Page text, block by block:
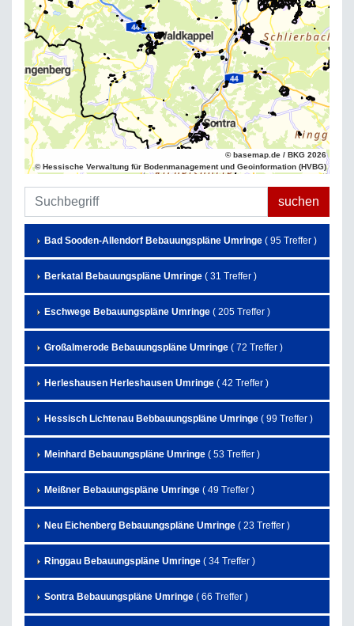
© basemap.de / BKG 2026
© Hessische Verwaltung für Bodenmanagement und Geoinformation (HVBG)
Bad Sooden-Allendorf Bebauungspläne Umringe ( 95 Treffer )
Berkatal Bebauungspläne Umringe ( 31 Treffer )
Eschwege Bebauungspläne Umringe ( 205 Treffer )
Großalmerode Bebauungspläne Umringe ( 72 Treffer )
Herleshausen Herleshausen Umringe ( 42 Treffer )
Hessisch Lichtenau Bebbauungspläne Umringe ( 99 Treffer )
Meinhard Bebauungspläne Umringe ( 53 Treffer )
Meißner Bebauungspläne Umringe ( 49 Treffer )
Neu Eichenberg Bebauungspläne Umringe ( 23 Treffer )
Ringgau Bebauungspläne Umringe ( 34 Treffer )
Sontra Bebauungspläne Umringe ( 66 Treffer )